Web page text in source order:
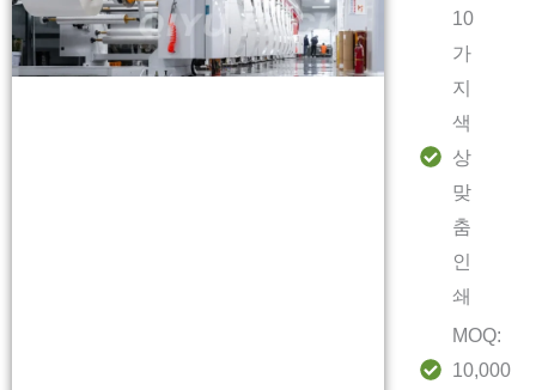
10
가
지
색
상
맞
춤
인
쇄
MOQ:
10,000